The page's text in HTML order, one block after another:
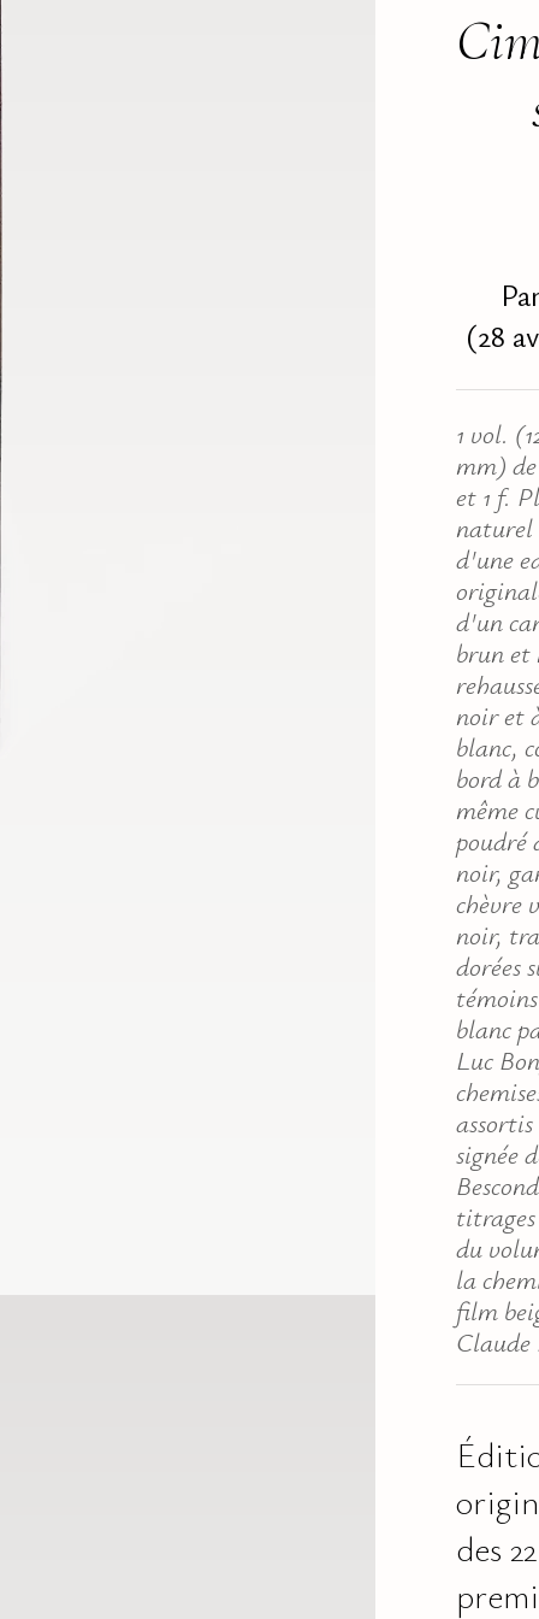
(28
1 vol.
mm)
et 1 f.
naturel
d'une
d'un
brun et
noir et
blanc,
bord à
même
poudré
noir,
chèvre
noir,
dorées
blanc
Luc
signée
du
la
film
des 22